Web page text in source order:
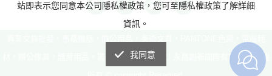
材，辦公傢具，體育用品，滿足所有辦公室需求! 永昌創新國際有限公司 版權
站即表示您同意本公司隱私權政策，您可至隱私權政策了解詳細
資訊。
我同意